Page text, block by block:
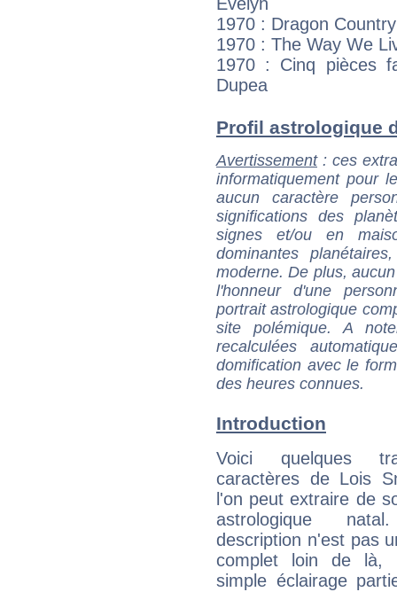
1970 : Dragon
1970 : The Way We
1970 : Cinq pièces
Dupea
Profil astrologique
Avertissement: ces
informatiquement pour
aucun caractère
significations des
signes et/ou en
dominantes
moderne. De plus,
l'honneur d'une
portrait astrologique
site polémique. A
recalculées
domification avec le
des heures connues.
Introduction
Voici quelques
caractères de Lois
l'on peut extraire de
astrologique
description n'est pas
complet loin de là,
simple éclairage